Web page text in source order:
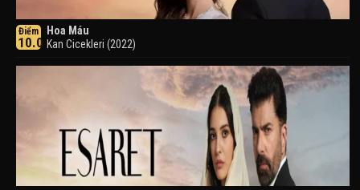
Điểm
10.0
Hoa Máu
Kan Cicekleri (2022)